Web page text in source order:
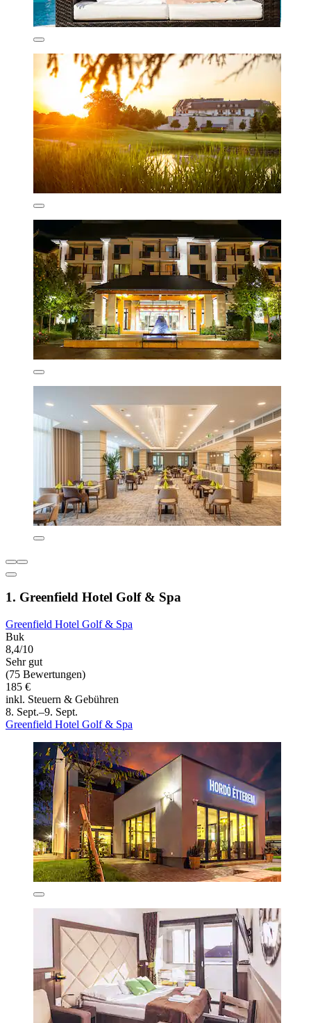
1. Greenfield Hotel Golf & Spa
Greenfield Hotel Golf & Spa
Buk
8,4/10
Sehr gut
(75 Bewertungen)
185 €
inkl. Steuern & Gebühren
8. Sept.–9. Sept.
Greenfield Hotel Golf & Spa